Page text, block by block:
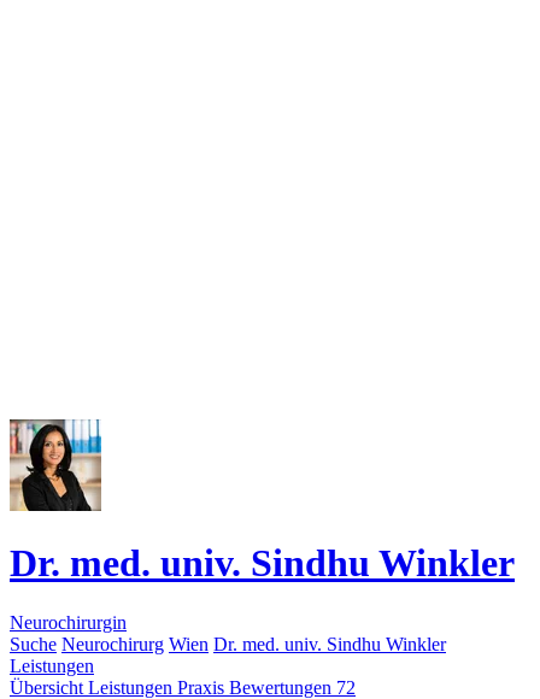
Dr. med. univ. Sindhu Winkler
Neurochirurgin
Suche Neurochirurg Wien Dr. med. univ. Sindhu Winkler
Leistungen
Übersicht Leistungen Praxis Bewertungen 72